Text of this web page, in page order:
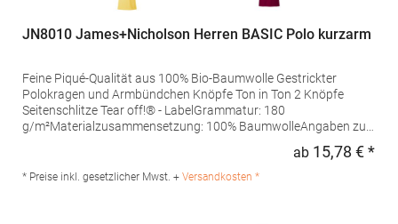
JN8010 James+Nicholson Herren BASIC Polo kurzarm
Feine Piqué-Qualität aus 100% Bio-Baumwolle Gestrickter
Polokragen und Armbündchen Knöpfe Ton in Ton 2 Knöpfe
Seitenschlitze Tear off!® - LabelGrammatur: 180
g/m²Materialzusammensetzung: 100% BaumwolleAngaben zur
GmbH Vor dem Weißen Stein 25-31 72461 Albstadt Deutschland
E-Mail: info@daiber.de
ab 15,78 € *
* Preise inkl. gesetzlicher Mwst. + Versandkosten *